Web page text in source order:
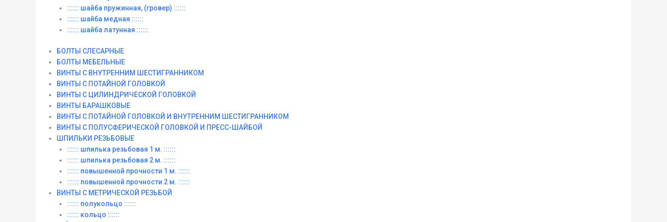
:::::: шайба пружинная, (гровер) ::::::
:::::: шайба медная ::::::
:::::: шайба латунная ::::::
БОЛТЫ СЛЕСАРНЫЕ
БОЛТЫ МЕБЕЛЬНЫЕ
ВИНТЫ С ВНУТРЕННИМ ШЕСТИГРАННИКОМ
ВИНТЫ С ПОТАЙНОЙ ГОЛОВКОЙ
ВИНТЫ С ЦИЛИНДРИЧЕСКОЙ ГОЛОВКОЙ
ВИНТЫ БАРАШКОВЫЕ
ВИНТЫ С ПОТАЙНОЙ ГОЛОВКОЙ И ВНУТРЕННИМ ШЕСТИГРАННИКОМ
ВИНТЫ С ПОЛУСФЕРИЧЕСКОЙ ГОЛОВКОЙ И ПРЕСС-ШАЙБОЙ
ШПИЛЬКИ РЕЗЬБОВЫЕ
:::::: шпилька резьбовая 1 м. ::::::
:::::: шпилька резьбовая 2 м. ::::::
:::::: повышенной прочности 1 м. ::::::
:::::: повышенной прочности 2 м. ::::::
ВИНТЫ C МЕТРИЧЕСКОЙ РЕЗЬБОЙ
:::::: полукольцо ::::::
:::::: кольцо ::::::